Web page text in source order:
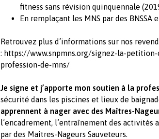
fitness sans révision quinquennale
En remplaçant les MNS par des BNSSA
Retrouvez plus d’informations sur nos
: https://www.snpmns.org/signez-la-
profession-de-mns/
Je signe et j’apporte mon soutien à la
sécurité dans les piscines et lieux de
apprennent à nager avec des Maîtres-
l’encadrement, l’entraînement des activités
par des Maîtres-Nageurs Sauveteurs.